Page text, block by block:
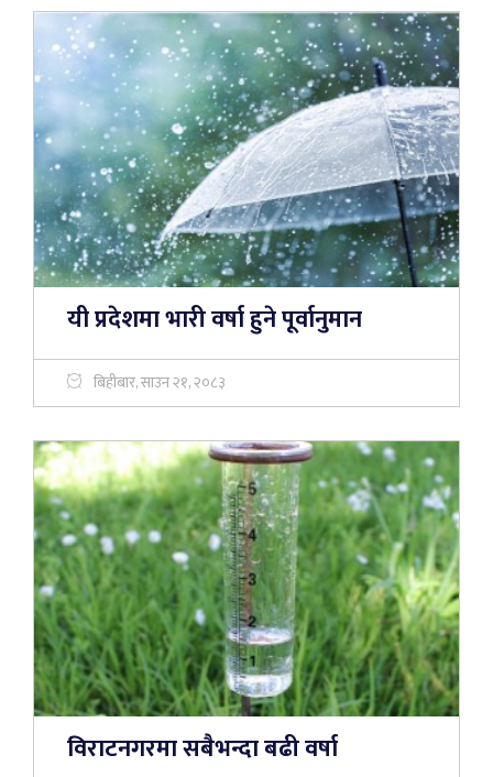
यी प्रदेशमा भारी वर्षा हुने पूर्वानुमान
बिहीबार, साउन २१, २०८३
विराटनगरमा सबैभन्दा बढी वर्षा